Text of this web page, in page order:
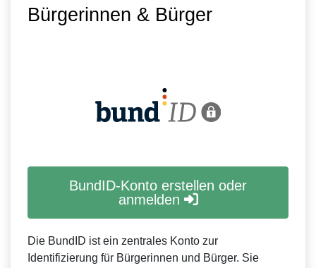
Bürgerinnen & Bürger
BundID-Konto erstellen oder
anmelden
Die BundID ist ein zentrales Konto zur
Identifizierung für Bürgerinnen und Bürger. Sie